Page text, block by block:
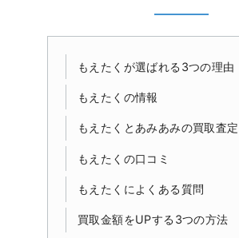
もえたくが選ばれる3つの理由
もえたくの情報
もえたくとあみあみの買取査
もえたくの口コミ
もえたくによくある質問
買取金額をUPする3つの方法